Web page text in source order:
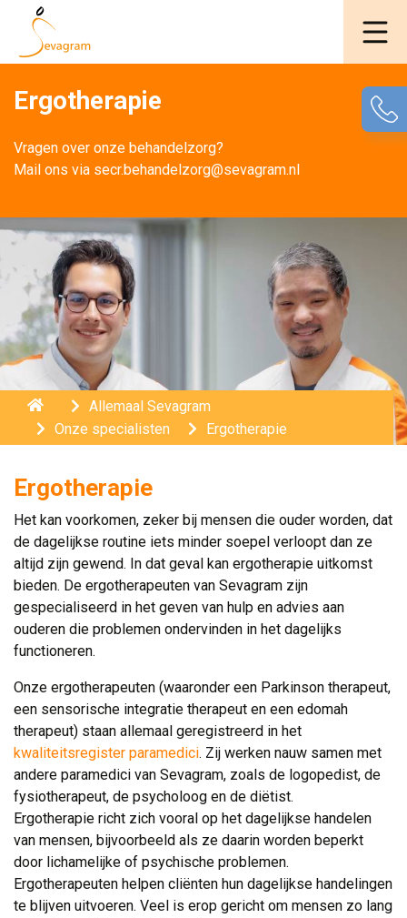
Ergotherapie
Vragen over onze behandelzorg?
Mail ons via secr.behandelzorg@sevagram.nl
Home Allemaal Sevagram
Onze specialisten
Ergotherapie
Ergotherapie
Het kan voorkomen, zeker bij mensen die ouder worden, dat
de dagelijkse routine iets minder soepel verloopt dan ze
altijd zijn gewend. In dat geval kan ergotherapie uitkomst
bieden. De ergotherapeuten van Sevagram zijn
gespecialiseerd in het geven van hulp en advies aan
ouderen die problemen ondervinden in het dagelijks
functioneren.
Onze ergotherapeuten (waaronder een Parkinson therapeut,
een sensorische integratie therapeut en een edomah
therapeut) staan allemaal geregistreerd in het
kwaliteitsregister paramedici. Zij werken nauw samen met
andere paramedici van Sevagram, zoals de logopedist, de
fysiotherapeut, de psycholoog en de diëtist.
Ergotherapie richt zich vooral op het dagelijkse handelen
van mensen, bijvoorbeeld als ze daarin worden beperkt
door lichamelijke of psychische problemen.
Ergotherapeuten helpen cliënten hun dagelijkse handelingen
te blijven uitvoeren. Veel is erop gericht om mensen zo lang